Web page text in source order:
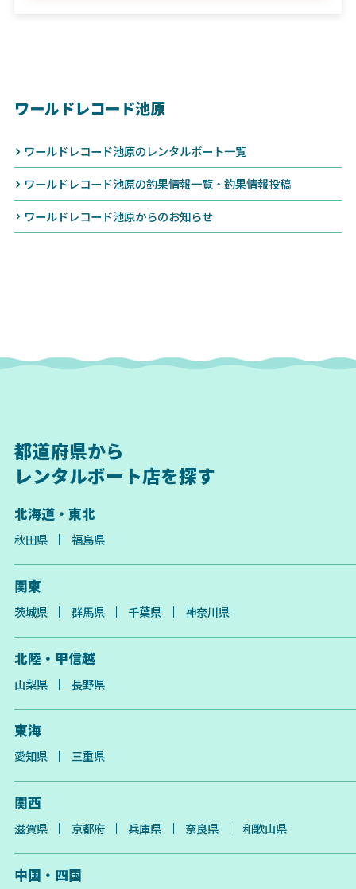
ワールドレコード池原
ワールドレコード池原のレンタルボート一覧
ワールドレコード池原の釣果情報一覧・釣果情報投稿
ワールドレコード池原からのお知らせ
都道府県から
レンタルボート店を探す
北海道・東北
秋田県 福島県
関東
茨城県 群馬県 千葉県 神奈川県
北陸・甲信越
山梨県 長野県
東海
愛知県 三重県
関西
滋賀県 京都府 兵庫県 奈良県 和歌山県
中国・四国